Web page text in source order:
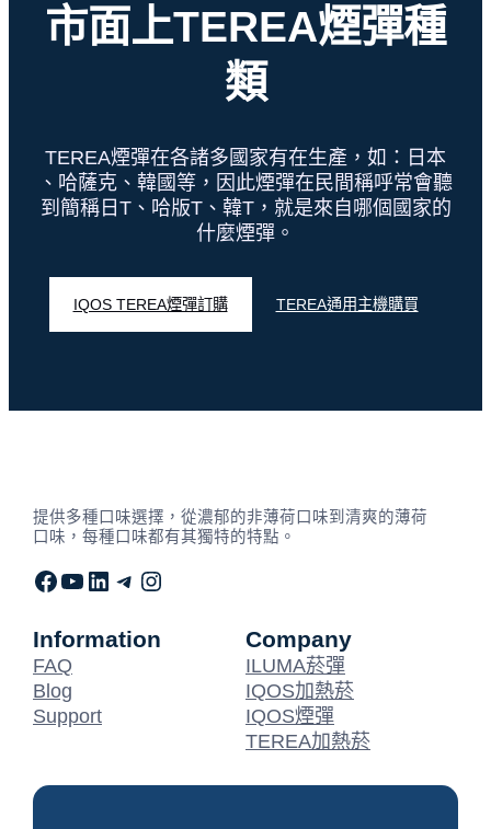
市面上TEREA煙彈種
類
TEREA煙彈在各諸多國家有在生產，如：日本
、哈薩克、韓國等，因此煙彈在民間稱呼常會聽
到簡稱日T、哈版T、韓T，就是來自哪個國家的
什麼煙彈。
IQOS TEREA煙彈訂購 TEREA通用主機購買
提供多種口味選擇，從濃郁的非薄荷口味到清爽的薄荷
口味，每種口味都有其獨特的特點。
Facebook YouTube LinkedIn Telegram Instagram
Information
FAQ
Blog
Support
Company
ILUMA菸彈
IQOS加熱菸
IQOS煙彈
TEREA加熱菸